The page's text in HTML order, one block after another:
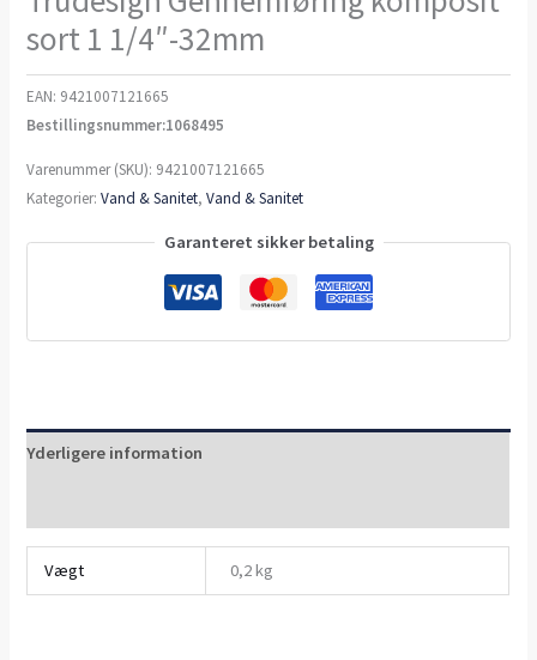
sort 1 1/4″-32mm
EAN: 9421007121665
Bestillingsnummer:1068495
Varenummer (SKU): 9421007121665
Kategorier:Vand & Sanitet,Vand & Sanitet
Garanteret sikker betaling
Yderligere information
Vægt 0,2 kg